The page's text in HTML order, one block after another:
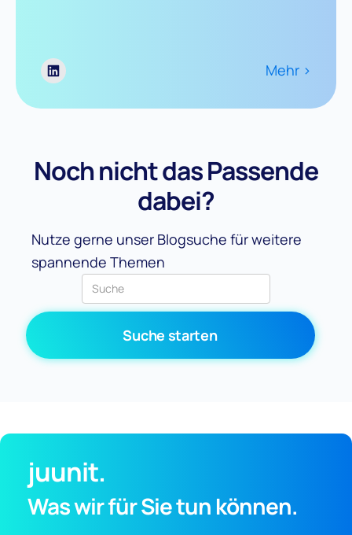
Mehr >
Noch nicht das Passende
dabei?
Nutze gerne unser Blogsuche für weitere
spannende Themen
juunit.
Was wir für Sie tun können.